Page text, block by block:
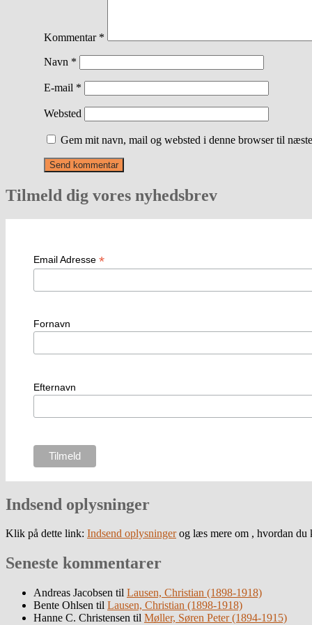
Kommentar *
Navn *
E-mail *
Websted
Gem mit navn, mail og websted i denne browser til
Tilmeld dig vores nyhedsbrev
Email Adresse *
Fornavn
Efternavn
Indsend oplysninger
Klik på dette link: Indsend oplysningerog læs mere om , hvordan du
Seneste kommentarer
Andreas Jacobsen til Lausen, Christian (1898-1918)
Bente Ohlsen til Lausen, Christian (1898-1918)
Hanne C. Christensen til Møller, Søren Peter (1894-1915)